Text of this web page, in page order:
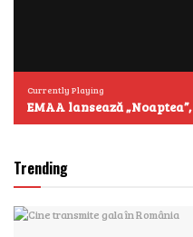
Currently Playing
Trending